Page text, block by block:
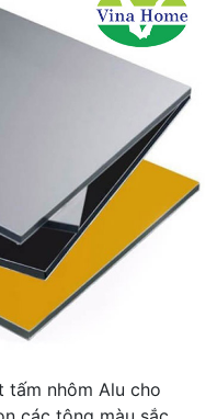
tấm nhôm Alu cho